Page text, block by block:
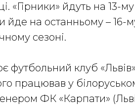
«Гірники» йдуть на 13-
йде на останньому – 16-
сезоні.
футбольний клуб
працював у
ФК «Карпати»